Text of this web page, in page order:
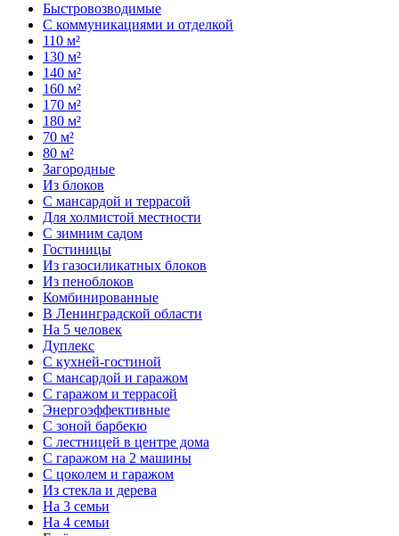
Быстровозводимые
С коммуникациями и отделкой
110 м²
130 м²
140 м²
160 м²
170 м²
180 м²
70 м²
80 м²
Загородные
Из блоков
С мансардой и террасой
Для холмистой местности
С зимним садом
Гостиницы
Из газосиликатных блоков
Из пеноблоков
Комбинированные
В Ленинградской области
На 5 человек
Дуплекс
С кухней-гостиной
С мансардой и гаражом
С гаражом и террасой
Энергоэффективные
С зоной барбекю
С лестницей в центре дома
С гаражом на 2 машины
С цоколем и гаражом
Из стекла и дерева
На 3 семьи
На 4 семьи